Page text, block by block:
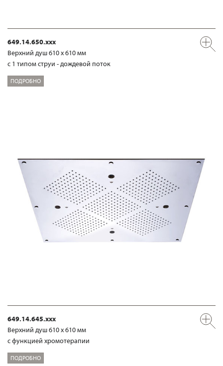
649.14.650.xxx
Верхний душ 610 х 610 мм
с 1 типом струи - дождевой поток
ПОДРОБНО
649.14.645.xxx
Верхний душ 610 х 610 мм
с функцией хромотерапии
ПОДРОБНО